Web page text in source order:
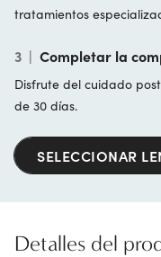
tratamientos
3 | Completar la
Disfrute del cuidado
de 30 días.
SELECCIONAR
Detalles del